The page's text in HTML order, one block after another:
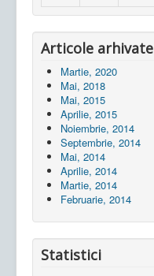
Articole arhivate
Martie, 2020
Mai, 2018
Mai, 2015
Aprilie, 2015
Noiembrie, 2014
Septembrie, 2014
Mai, 2014
Aprilie, 2014
Martie, 2014
Februarie, 2014
Statistici